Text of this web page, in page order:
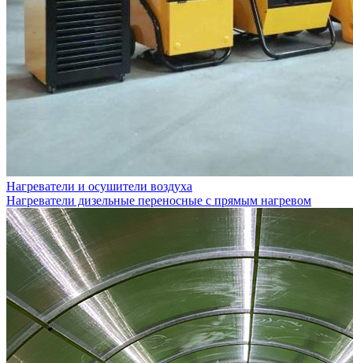
Нагреватели и осушители воздуха
Нагреватели дизельные переносные с прямым нагревом